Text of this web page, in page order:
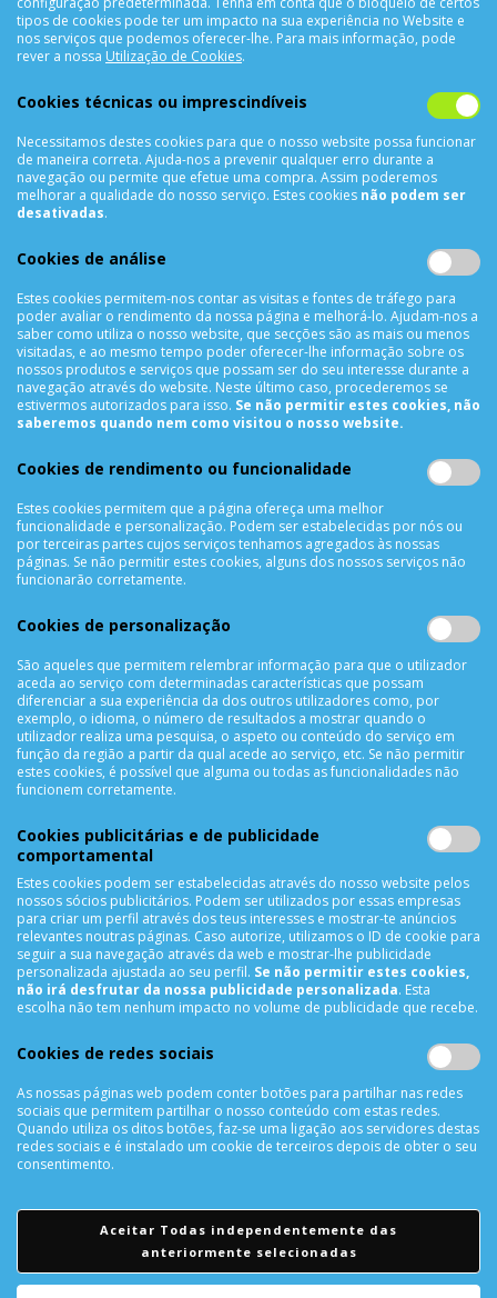
CONTACTOS
4450-042 Matosinhos Portugal
comercial@cellrepair.pt
vendas@cellrepair.pt
229 380 496 Chamada para a rede fixa nacional
910991733
Segunda a Sexta das 10h00 às 19h00
Sábado das 9h00 às 13h00
INFORMAÇÕES
Termos & Condições
Política de Privacidade
Trocas & Devoluções
Métodos de Pagamento
Resolução de Litígios
Livro de reclamações
APOIO AO CLIENTE
Criar Conta
As Minhas Encomendas
Lista de Desejos
Solicitar uma Devolução
Expedição
Utilização de Cookies
NEWSLETTER
REDES SOCIAIS
© Todos os direitos reservados aCellRepair - Telemóveis,
tipos de cookies pode ter um impacto na sua experiência no Website e
nos serviços que podemos oferecer-lhe. Para mais informação, pode
rever a nossa Utilização de Cookies.
Cookies técnicas ou imprescindíveis
Necessitamos destes cookies para que o nosso website possa funcionar
de maneira correta. Ajuda-nos a prevenir qualquer erro durante a
navegação ou permite que efetue uma compra. Assim poderemos
melhorar a qualidade do nosso serviço. Estes cookies não podem ser
desativadas.
Cookies de análise
Estes cookies permitem-nos contar as visitas e fontes de tráfego para
poder avaliar o rendimento da nossa página e melhorá-lo. Ajudam-nos a
saber como utiliza o nosso website, que secções são as mais ou menos
visitadas, e ao mesmo tempo poder oferecer-lhe informação sobre os
nossos produtos e serviços que possam ser do seu interesse durante a
navegação através do website. Neste último caso, procederemos se
estivermos autorizados para isso. Se não permitir estes cookies, não
saberemos quando nem como visitou o nosso website.
Cookies de rendimento ou funcionalidade
Estes cookies permitem que a página ofereça uma melhor
funcionalidade e personalização. Podem ser estabelecidas por nós ou
por terceiras partes cujos serviços tenhamos agregados às nossas
páginas. Se não permitir estes cookies, alguns dos nossos serviços não
funcionarão corretamente.
Cookies de personalização
São aqueles que permitem relembrar informação para que o utilizador
aceda ao serviço com determinadas características que possam
diferenciar a sua experiência da dos outros utilizadores como, por
exemplo, o idioma, o número de resultados a mostrar quando o
utilizador realiza uma pesquisa, o aspeto ou conteúdo do serviço em
função da região a partir da qual acede ao serviço, etc. Se não permitir
estes cookies, é possível que alguma ou todas as funcionalidades não
funcionem corretamente.
Cookies publicitárias e de publicidade
comportamental
Estes cookies podem ser estabelecidas através do nosso website pelos
nossos sócios publicitários. Podem ser utilizados por essas empresas
para criar um perfil através dos teus interesses e mostrar-te anúncios
relevantes noutras páginas. Caso autorize, utilizamos o ID de cookie para
seguir a sua navegação através da web e mostrar-lhe publicidade
personalizada ajustada ao seu perfil. Se não permitir estes cookies,
não irá desfrutar da nossa publicidade personalizada. Esta
escolha não tem nenhum impacto no volume de publicidade que recebe.
Cookies de redes sociais
As nossas páginas web podem conter botões para partilhar nas redes
sociais que permitem partilhar o nosso conteúdo com estas redes.
Quando utiliza os ditos botões, faz-se uma ligação aos servidores destas
redes sociais e é instalado um cookie de terceiros depois de obter o seu
consentimento.
Aceitar Todas independentemente das
anteriormente selecionadas